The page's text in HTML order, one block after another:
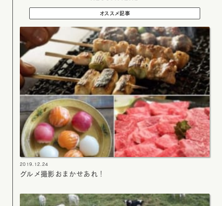
オススメ記事
2019.12.24
グルメ撮影おまかせあれ！